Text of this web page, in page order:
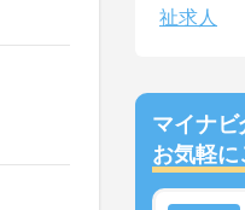
祉求人
マイナビ
お気軽に